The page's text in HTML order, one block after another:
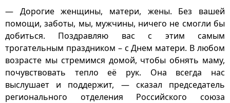
— Дорогие женщины, матери, жены. Без вашей
помощи, заботы, мы, мужчины, ничего не смогли бы
добиться. Поздравляю вас с этим самым
трогательным праздником – с Днем матери. В любом
возрасте мы стремимся домой, чтобы обнять маму,
почувствовать тепло её рук. Она всегда нас
выслушает и поддержит, — сказал председатель
регионального отделения Российского союза